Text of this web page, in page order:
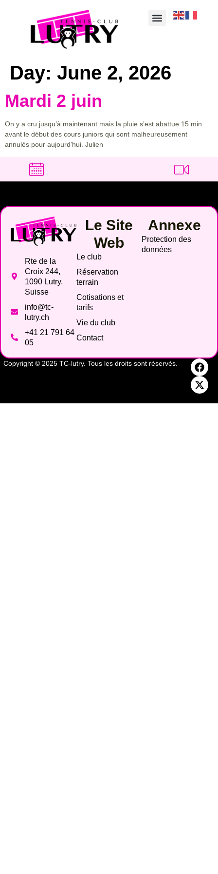
Day: June 2, 2026
Mardi 2 juin
On y a cru jusqu’à maintenant mais la pluie s’est abattue 15 min
avant le début des cours juniors qui sont malheureusement
annulés pour aujourd’hui. Julien
Rte de la
Croix 244,
1090 Lutry,
Suisse
info@tc-
lutry.ch
+41 21 791 64
05
Le Site
Web
Le club
Réservation
terrain
Cotisations et
tarifs
Vie du club
Contact
Annexe
Protection des
données
Copyright © 2025 TC-lutry. Tous les droits sont réservés.